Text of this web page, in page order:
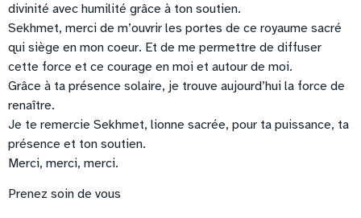
divinité avec humilité grâce à ton soutien.
Sekhmet, merci de m’ouvrir les portes de ce royaume sacré
qui siège en mon coeur. Et de me permettre de diffuser
cette force et ce courage en moi et autour de moi.
Grâce à ta présence solaire, je trouve aujourd’hui la force de
renaître.
Je te remercie Sekhmet, lionne sacrée, pour ta puissance, ta
présence et ton soutien.
Merci, merci, merci.
Prenez soin de vous